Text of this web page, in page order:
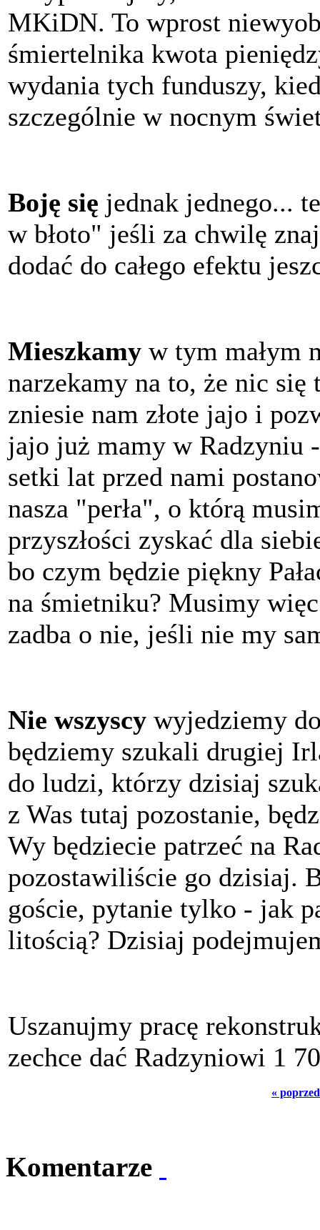
MKiDN. To wprost
śmiertelnika kwota
wydania tych funduszy,
szczególnie w nocnym
Boję się jednak jednego...
w błoto" jeśli za chwilę
dodać do całego efektu
Mieszkamy w tym małym
narzekamy na to, że nic
zniesie nam złote jajo i
jajo już mamy w Radzyniu
setki lat przed nami
nasza "perła", o którą
przyszłości zyskać dla
bo czym będzie piękny
na śmietniku? Musimy
zadba o nie, jeśli nie my
Nie wszyscy wyjedziemy
będziemy szukali drugiej
do ludzi, którzy dzisiaj
z Was tutaj pozostanie,
Wy będziecie patrzeć na
pozostawiliście go dzisiaj.
goście, pytanie tylko - jak
litością? Dzisiaj
Uszanujmy pracę
zechce dać Radzyniowi 1
«
Komentarze